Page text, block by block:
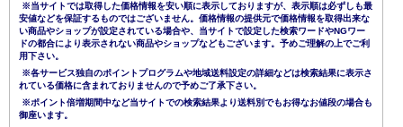
※当サイトでは取得した価格情報を安い順に表示しておりますが、表示順は必ずしも最
安値などを保証するものではございません。価格情報の提供元で価格情報を取得出来な
い商品やショップが設定されている場合や、当サイトで設定した検索ワードやNGワー
ドの都合により表示されない商品やショップなどもございます。予めご理解の上でご利
用下さい。
※各サービス独自のポイントプログラムや地域送料設定の詳細などは検索結果に表示さ
れている価格に含まれておりませんので予めご了承下さい。
※ポイント倍増期間中など当サイトでの検索結果より送料別でもお得なお値段の場合も
御座います。